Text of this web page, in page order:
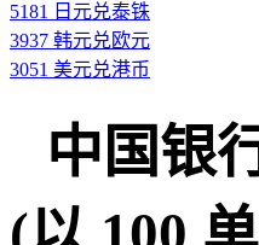
5181 日元兑泰铢
3937 韩元兑欧元
3051 美元兑港币
中国银